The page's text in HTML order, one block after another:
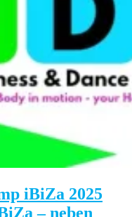
iBiZa 2025
– neben